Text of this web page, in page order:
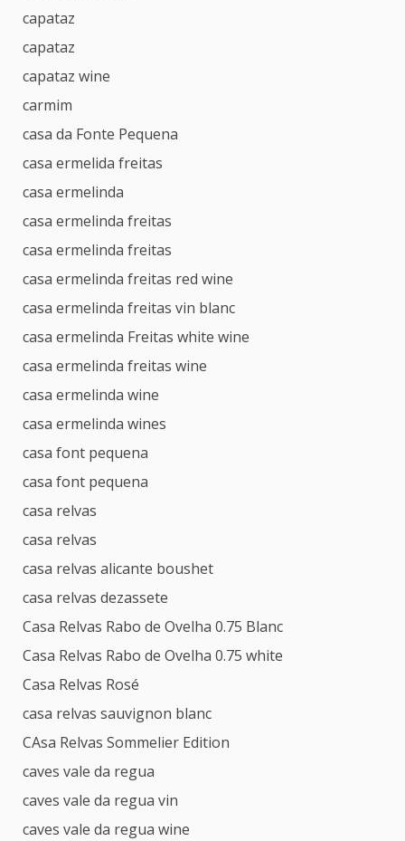
capataz
capataz
capataz wine
carmim
casa da Fonte Pequena
casa ermelida freitas
casa ermelinda
casa ermelinda freitas
casa ermelinda freitas
casa ermelinda freitas red wine
casa ermelinda freitas vin blanc
casa ermelinda Freitas white wine
casa ermelinda freitas wine
casa ermelinda wine
casa ermelinda wines
casa font pequena
casa font pequena
casa relvas
casa relvas
casa relvas alicante boushet
casa relvas dezassete
Casa Relvas Rabo de Ovelha 0.75 Blanc
Casa Relvas Rabo de Ovelha 0.75 white
Casa Relvas Rosé
casa relvas sauvignon blanc
CAsa Relvas Sommelier Edition
caves vale da regua
caves vale da regua vin
caves vale da regua wine